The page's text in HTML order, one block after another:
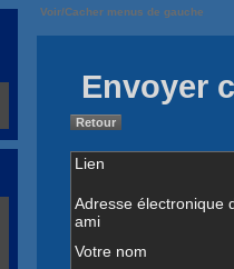
Voir/Cacher menus de gauche
Envoyer
Retour
Lien
Adresse électronique
ami
Votre nom